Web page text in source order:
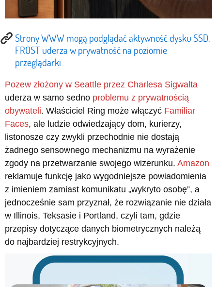
Strony WWW mogą podglądać aktywność dysku SSD.
FROST uderza w prywatność na poziomie
przeglądarki
Pozew złożony w Seattle przez Charlesa Sigwalta
uderza w samo sedno problemu z prywatnością
obywateli. Właściciel Ring może włączyć Familiar
Faces, ale ludzie odwiedzający dom, kurierzy,
listonosze czy zwykli przechodnie nie dostają
żadnego sensownego mechanizmu na wyrażenie
zgody na przetwarzanie swojego wizerunku. Amazon
reklamuje funkcję jako wygodniejsze powiadomienia
z imieniem zamiast komunikatu „wykryto osobę”, a
jednocześnie sam przyznał, że rozwiązanie nie działa
w Illinois, Teksasie i Portland, czyli tam, gdzie
przepisy dotyczące danych biometrycznych należą
do najbardziej restrykcyjnych.